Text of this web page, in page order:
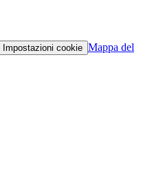
Impostazioni cookie Mappa del